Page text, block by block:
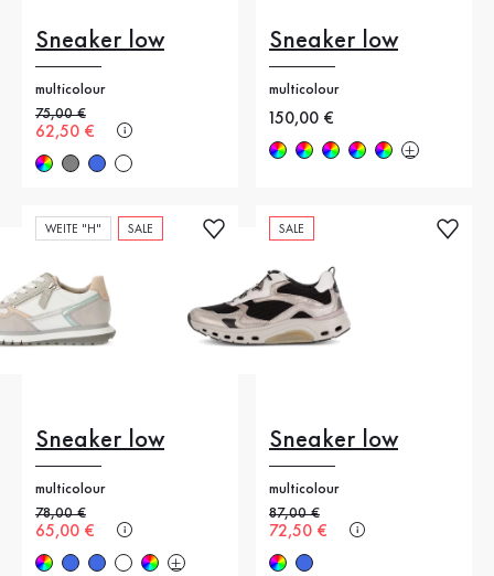
Sneaker low
multicolour
Alter Preis
75,00 €
Neuer Preis
62,50 €
Sneaker low
multicolour
Neuer Preis
150,00 €
WEITE "H" SALE
Sneaker low
multicolour
Alter Preis
78,00 €
Neuer Preis
65,00 €
SALE
Sneaker low
multicolour
Alter Preis
87,00 €
Neuer Preis
72,50 €